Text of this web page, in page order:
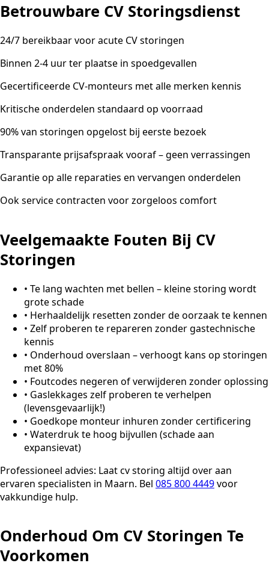
Betrouwbare CV Storingsdienst
24/7 bereikbaar voor acute CV storingen
Binnen 2-4 uur ter plaatse in spoedgevallen
Gecertificeerde CV-monteurs met alle merken kennis
Kritische onderdelen standaard op voorraad
90% van storingen opgelost bij eerste bezoek
Transparante prijsafspraak vooraf – geen verrassingen
Garantie op alle reparaties en vervangen onderdelen
Ook service contracten voor zorgeloos comfort
Veelgemaakte Fouten Bij CV
Storingen
• Te lang wachten met bellen – kleine storing wordt
grote schade
• Herhaaldelijk resetten zonder de oorzaak te kennen
• Zelf proberen te repareren zonder gastechnische
kennis
• Onderhoud overslaan – verhoogt kans op storingen
met 80%
• Foutcodes negeren of verwijderen zonder oplossing
• Gaslekkages zelf proberen te verhelpen
(levensgevaarlijk!)
• Goedkope monteur inhuren zonder certificering
• Waterdruk te hoog bijvullen (schade aan
expansievat)
Professioneel advies: Laat cv storing altijd over aan
ervaren specialisten in Maarn. Bel 085 800 4449voor
vakkundige hulp.
Onderhoud Om CV Storingen Te
Voorkomen